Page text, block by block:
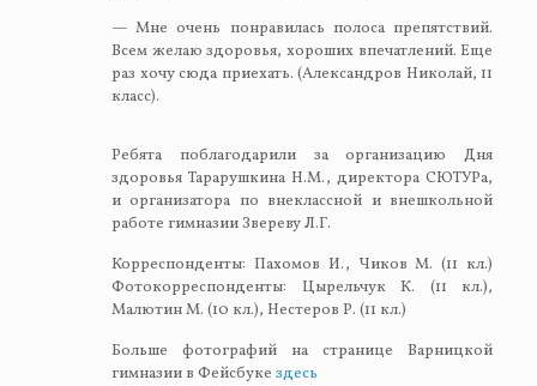
— Мне очень понравилась полоса препятствий.
Всем желаю здоровья, хороших впечатлений. Еще
раз хочу сюда приехать. (Александров Николай, 11
класс).
Ребята поблагодарили за организацию Дня
здоровья Тарарушкина Н.М., директора СЮТУРа,
и организатора по внеклассной и внешкольной
работе гимназии Звереву Л.Г.
Корреспонденты: Пахомов И., Чиков М. (11 кл.)
Фотокорреспонденты: Цырельчук К. (11 кл.),
Малютин М. (10 кл.), Нестеров Р. (11 кл.)
Больше фотографий на странице Варницкой
гимназии в Фейсбуке здесь